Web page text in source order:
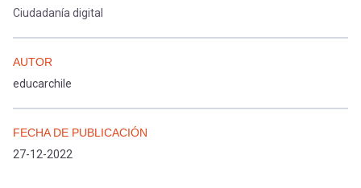
Ciudadanía digital
AUTOR
educarchile
FECHA DE PUBLICACIÓN
27-12-2022